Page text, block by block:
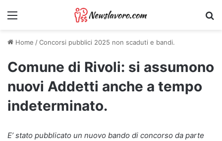
Menu
Home /Concorsi pubblici 2025 non scaduti e bandi.
Comune di Rivoli: si assumono
nuovi Addetti anche a tempo
indeterminato.
E’ stato pubblicato un nuovo bando di concorso da parte